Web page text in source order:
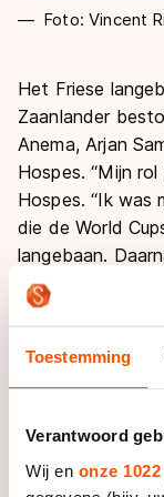
Toestemming
Verantwoord
Wij en onze
Foto: Vincent
Het Friese
Zaanlander
Anema, Arjan
Hospes. “Mijn
Hospes. “Ik was
die de World
langebaan.
terug op niveau
voor gekozen
nemen.
niet wat hij
gewerkt, alleen